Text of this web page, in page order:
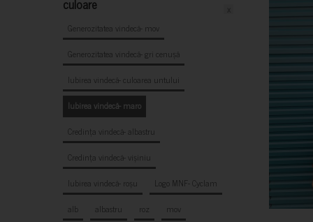
culoare
Generozitatea vindecă- mov
Generozitatea vindecă- gri cenușă
Iubirea vindecă- culoarea untului
Iubirea vindecă- maro
Credința vindecă- albastru
Credința vindecă- vișiniu
Iubirea vindecă- roșu
Logo MNF- Cyclam
alb
albastru roz
mov